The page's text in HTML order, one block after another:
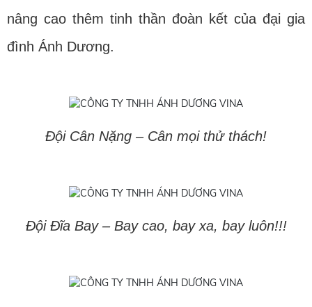
nâng cao thêm tinh thần đoàn kết của đại gia
đình Ánh Dương.
Đội Cân Nặng – Cân mọi thử thách!
Đội Đĩa Bay – Bay cao, bay xa, bay luôn!!!